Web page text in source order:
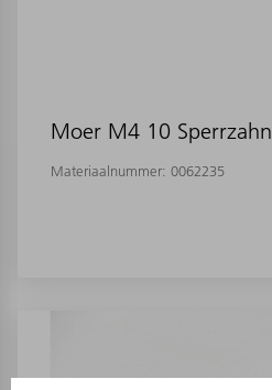
Moer M4 10 Sperrzahn
Materiaalnummer: 0062235